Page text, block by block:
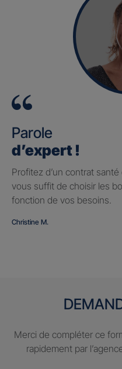
Parole
d’expert !
Profitez d’un contrat
vous suffit de choisir les
fonction de vos besoins.
Christine M.
Merci de compléter ce
rapidement par